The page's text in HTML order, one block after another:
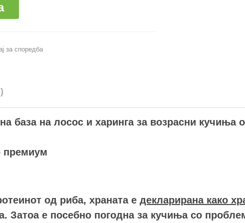
за споредба
база на лосос и харинга за возрасни кучиња
премиум
од риба, храната е декларирана како
Затоа е посебно погодна за кучиња со